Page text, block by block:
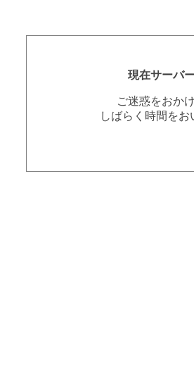
現在サーバ
ご迷惑をおか
しばらく時間を